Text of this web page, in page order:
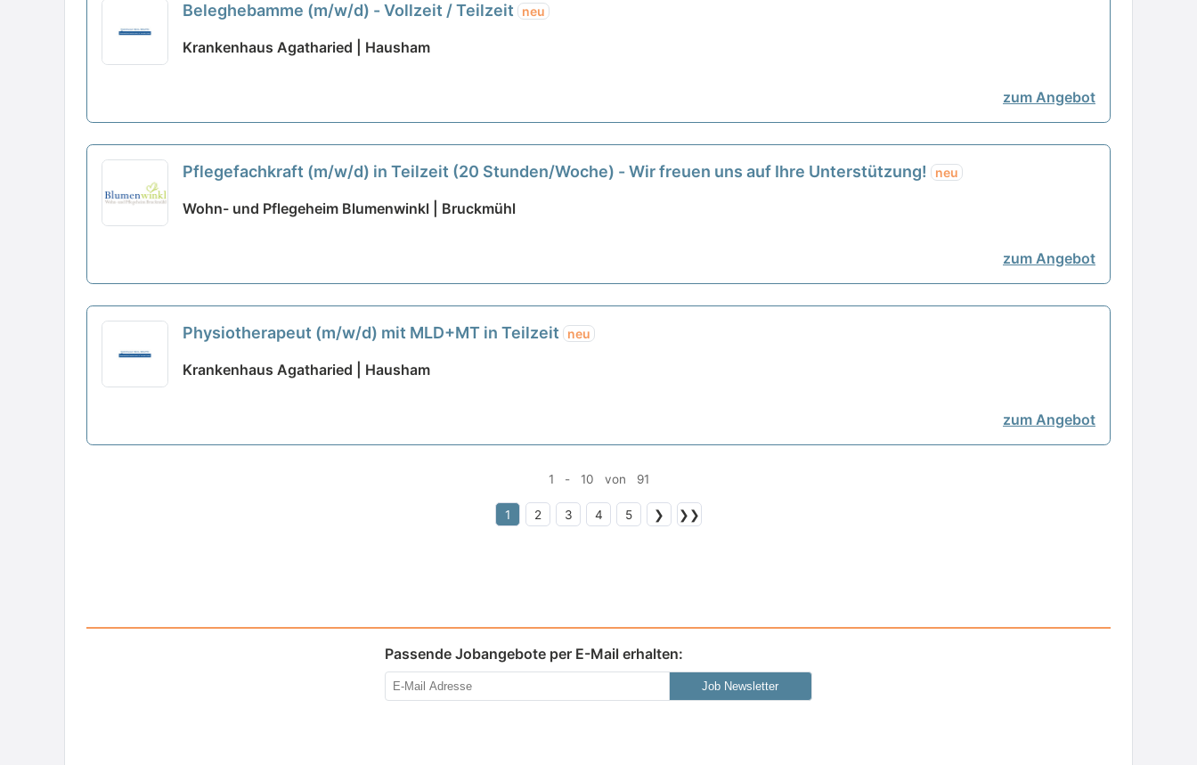
Beleghebamme (m/w/d) - Vollzeit / Teilzeit neu
Krankenhaus Agatharied | Hausham
zum Angebot
Pflegefachkraft (m/w/d) in Teilzeit (20 Stunden/Woche) - Wir freuen uns auf Ihre Unterstützung! neu
Wohn- und Pflegeheim Blumenwinkl | Bruckmühl
zum Angebot
Physiotherapeut (m/w/d) mit MLD+MT in Teilzeit neu
Krankenhaus Agatharied | Hausham
zum Angebot
1 - 10 von 91
1 2 3 4 5 ❯ ❯❯
Passende Jobangebote per E-Mail erhalten:
Job Newsletter